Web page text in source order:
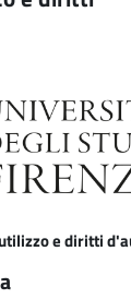
e diritti